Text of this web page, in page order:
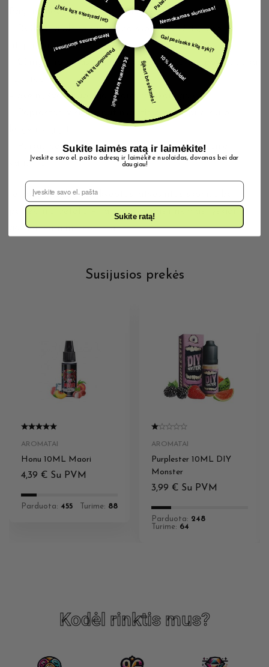
Pagrindinės savybės ir privalumai:
– Ryškus raudono slush tipo skonis su vėsiu, ledo
atspalviu
– 20mg stiprumas – juntamesniam nikotino poveikiui, kai
– Švelni, švari pabaiga, išlaikanti skonį gaivų
– Paprastas, visiems patinkantis profilis, prie kurio
– Puikus pasirinkimas, kai norisi šiek tiek saldesnio
varianto
Jei mėgsti saldainių įkvėptus, atvėsintus skonius be
perteklinių detalių – tai lengvas pasirinkimas ryškiai,
gaiviai garinimo patirčiai.
Susijusios prekės
AROMATAI
Honu 10ML Maori
4,39 € Su PVM
Parduota: 455 Turime: 88
AROMATAI
Purplester 10ML DIY
Monster
3,99 € Su PVM
Parduota: 248
Turime: 64
Kodėl rinktis mus?
Nemokamas siuntimas!
Gal pasiseks kitą sykį?
10% Nuolaida!
Šįkart be sėkmės!
5€ dovana krepšeliui!
Pabandom kitą kartą?
Nemokamas siuntimas!
Gal pasiseks kitą sykį?
Sukite laimės ratą ir laimėkite!
Įveskite savo el. pašto adresą ir laimėkite nuolaidas, dovanas bei dar
daugiau!
El. Pašto adresas
Sukite ratą!